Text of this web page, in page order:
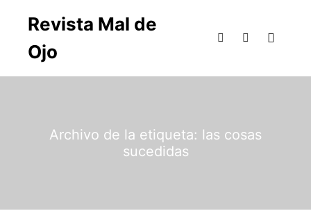
Revista Mal de
Ojo
Archivo de la etiqueta: las cosas
sucedidas